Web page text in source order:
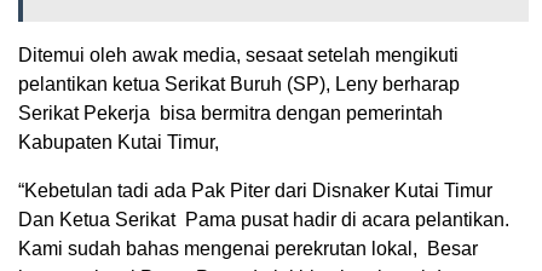
Ditemui oleh awak media, sesaat setelah mengikuti
pelantikan ketua Serikat Buruh (SP), Leny berharap
Serikat Pekerja bisa bermitra dengan pemerintah
Kabupaten Kutai Timur,
“Kebetulan tadi ada Pak Piter dari Disnaker Kutai Timur
Dan Ketua Serikat Pama pusat hadir di acara pelantikan.
Kami sudah bahas mengenai perekrutan lokal, Besar